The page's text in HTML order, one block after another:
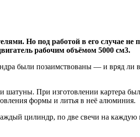
Но под работой в его случае
рабочим объёмом 5000 см3.
были позаимствованы — и вряд ли
шатуны. При изготовлении картера
формы и литья в неё алюминия.
цилиндр, по две свечи на